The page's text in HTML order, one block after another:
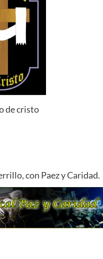
de cristo
con Paez y Caridad.